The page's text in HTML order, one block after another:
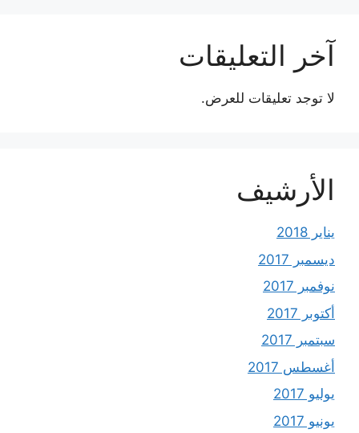
آخر التعليقات
لا توجد تعليقات للعرض.
الأرشيف
يناير 2018
ديسمبر 2017
نوفمبر 2017
أكتوبر 2017
سبتمبر 2017
أغسطس 2017
يوليو 2017
يونيو 2017